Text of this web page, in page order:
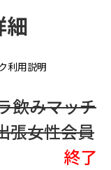
細
利用説明
飲みマッチ
張女性会員
終了